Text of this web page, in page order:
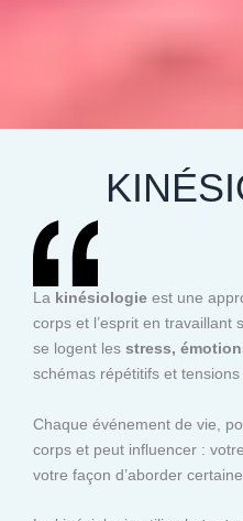
La kinésiologie est une
corps et l’esprit en travaillant
se logent les stress,
schémas répétitifs et
Chaque événement de vie,
corps et peut influencer :
votre façon d’aborder